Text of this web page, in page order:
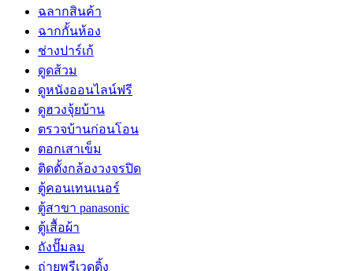
ฉลากสินค้า
ฉากกั้นห้อง
ช่างปาร์เก้
ดูดส้วม
ดูหนังออนไลน์ฟรี
ดูฮวงจุ้ยบ้าน
ตรวจบ้านก่อนโอน
ตอกเสาเข็ม
ติดตั้งกล้องวงจรปิด
ตู้คอนเทนเนอร์
ตู้สาขา panasonic
ตู้เสื้อผ้า
ถังปั๊มลม
ถ่ายพรีเวดดิ้ง